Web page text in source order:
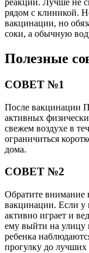
реакции. Лучше не
рядом с клиникой.
вакцинации, но
соки, а обычную
Полезные
СОВЕТ №1
После вакцинации
активных
свежем воздухе в
ограничиться
дома.
СОВЕТ №2
Обратите внимание
вакцинации. Если у
активно играет и
ему выйти на улицу
ребенка
прогулку до лучших